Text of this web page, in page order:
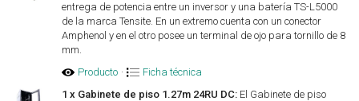
entrega de potencia entre un inversor y una batería TS-L5000
de la marca Tensite. En un extremo cuenta con un conector
Amphenol y en el otro posee un terminal de ojo para tornillo de 8
mm.
Producto ·
Ficha técnica
1 x Gabinete de piso 1.27m 24RU DC: El Gabinete de piso